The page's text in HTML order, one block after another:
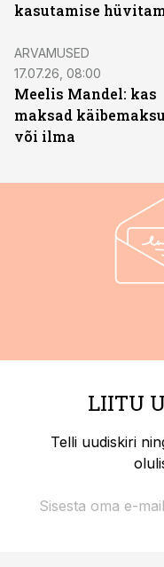
kasutamise
ARVAMUSED
17.07.26, 08:00
Meelis Mandel: kas
maksad
või ilma
LIITU
Telli uudiskiri